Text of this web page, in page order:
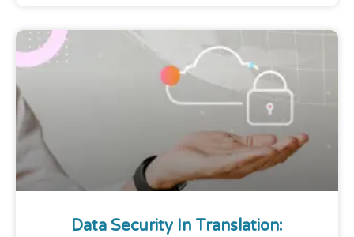
Data Security In Translation: